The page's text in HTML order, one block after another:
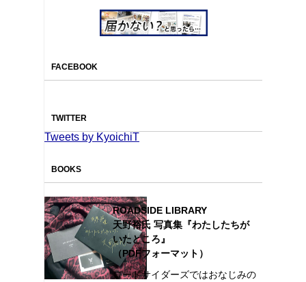
FACEBOOK
TWITTER
Tweets by KyoichiT
BOOKS
ROADSIDE LIBRARY
天野裕氏 写真集『わたしたちが
いたところ』
（PDFフォーマット）
ロードサイダーズではおなじみの